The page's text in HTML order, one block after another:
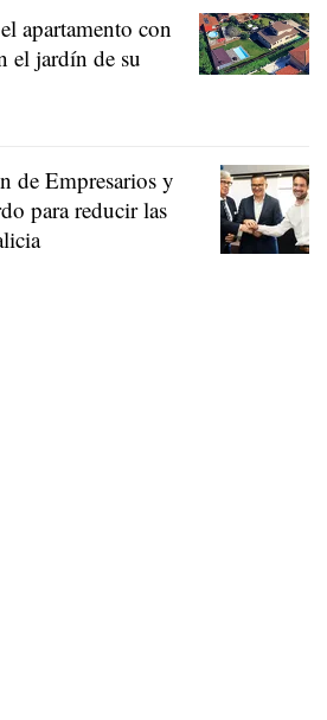
apartamento con
el jardín de su
de Empresarios y
para reducir las